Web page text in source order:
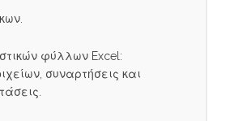
φύλλων Excel:
συναρτήσεις και